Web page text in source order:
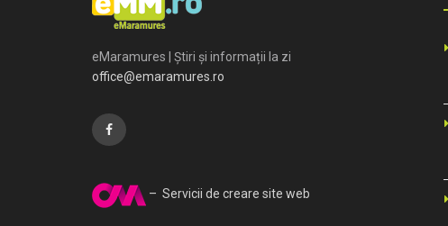
eMaramures | Știri și informații la zi
office@emaramures.ro
– Servicii de creare site web